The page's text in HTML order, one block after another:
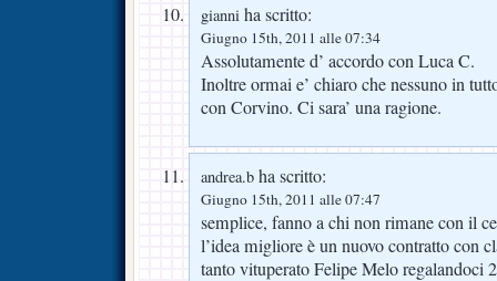
gianni ha scritto:
Giugno 15th, 2011 alle 07:34
Assolutamente d’ accordo con Luca C.
Inoltre ormai e’ chiaro che nessuno in
con Corvino. Ci sara’ una ragione.
andrea.b ha scritto:
Giugno 15th, 2011 alle 07:47
semplice, fanno a chi non rimane con il
l’idea migliore è un nuovo contratto con
tanto vituperato Felipe Melo regalandoci